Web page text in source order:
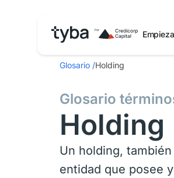
Glosario /Holding
Glosario
Holding
Un holding,
entidad que posee